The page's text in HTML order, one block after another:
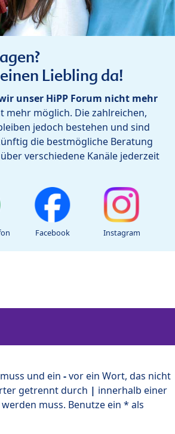
Liebling da!
unser HiPP Forum nicht mehr
mehr möglich. Die zahlreichen,
jedoch bestehen und sind
die bestmögliche Beratung
über verschiedene Kanäle jederzeit
Facebook Instagram
und ein -vor ein Wort, das nicht
getrennt durch | innerhalb einer
muss. Benutze ein * als